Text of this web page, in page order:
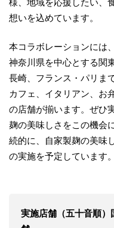
想いを込めています。
本コラボレーションには
神奈川県を中心とする関
長崎、フランス・パリま
カフェ、イタリアン、お
の店舗が揃います。ぜひ
麹の美味しさをこの機会
続的に、自家製麹の美味
の実施を予定しています。
実施店舗（五十音順）